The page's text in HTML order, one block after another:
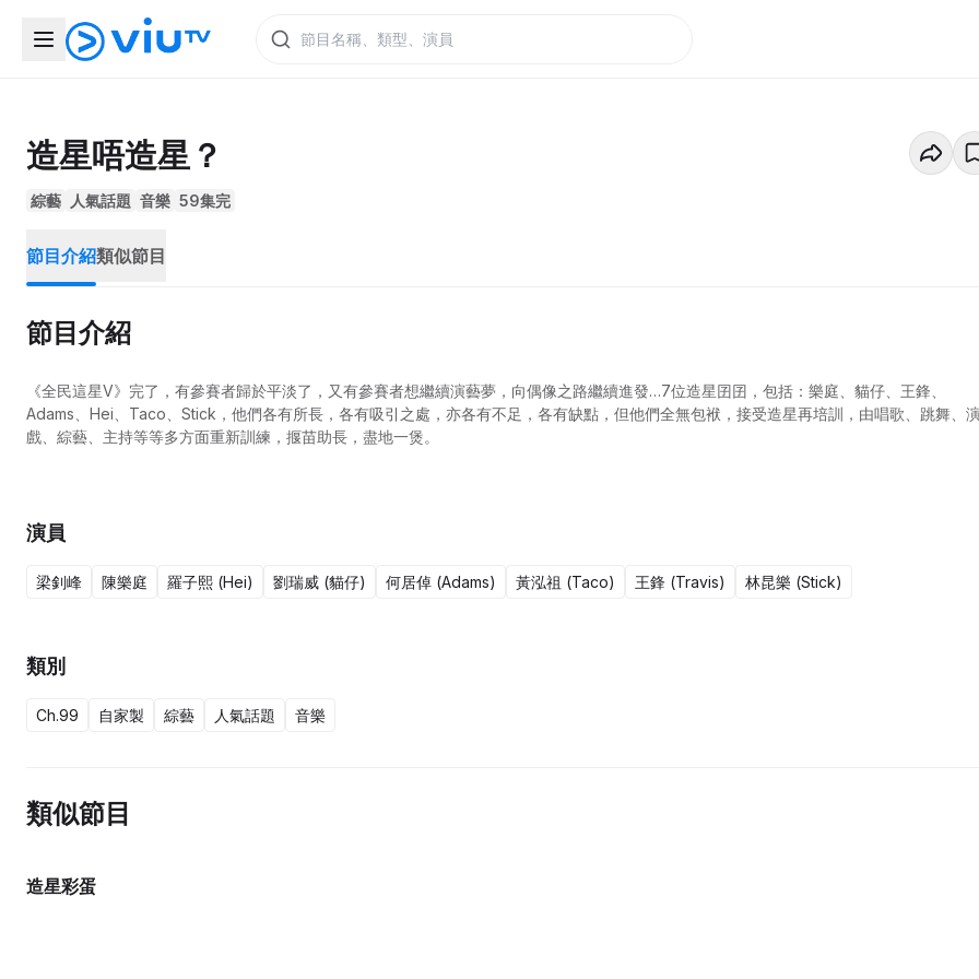
造星唔造星？
綜藝 人氣話題 音樂 59集完
節目介紹類似節目
節目介紹
《全民這星V》完了，有參賽者歸於平淡了，又有參賽者想繼續演藝夢，向偶像之路繼續進發…7位造星囝囝，包括：樂庭、貓仔、王鋒、
Adams、Hei、Taco、Stick，他們各有所長，各有吸引之處，亦各有不足，各有缺點，但他們全無包袱，接受造星再培訓，由唱歌、跳舞、
戲、綜藝、主持等等多方面重新訓練，揠苗助長，盡地一煲。
演員
梁釗峰 陳樂庭 羅子熙 (Hei) 劉瑞威 (貓仔) 何居倬 (Adams) 黃泓祖 (Taco) 王鋒 (Travis) 林昆樂 (Stick)
類別
Ch.99 自家製 綜藝 人氣話題 音樂
類似節目
造星彩蛋